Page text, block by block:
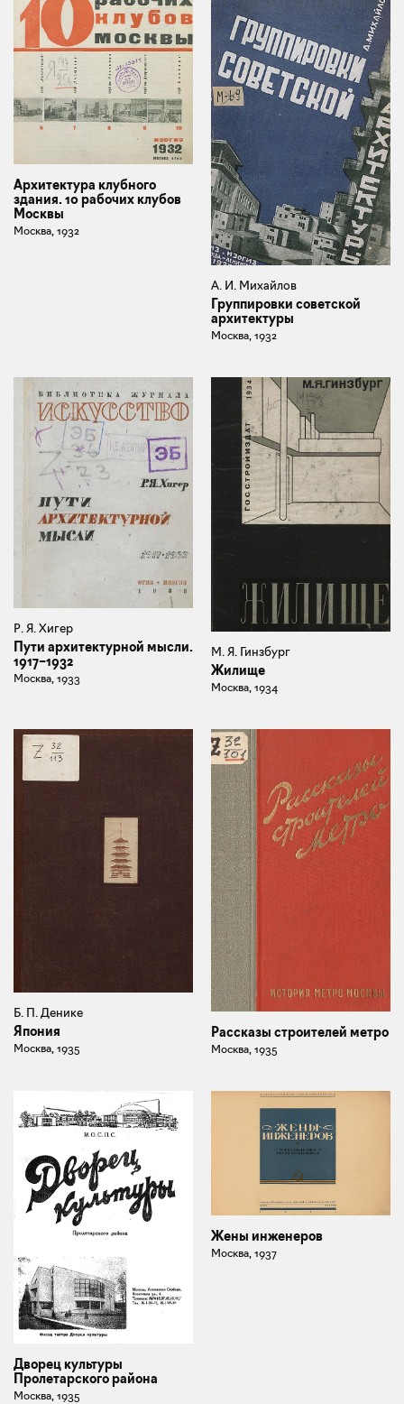
Архитектура клубного
здания. 10 рабочих клубов
Москвы
Москва, 1932
А. И. Михайлов
Группировки советской
архитектуры
Москва, 1932
Р. Я. Хигер
Пути архитектурной мысли.
1917–1932
Москва, 1933
М. Я. Гинзбург
Жилище
Москва, 1934
Б. П. Денике
Япония
Москва, 1935
Рассказы строителей метро
Москва, 1935
Дворец культуры
Пролетарского района
Москва, 1935
Жены инженеров
Москва, 1937